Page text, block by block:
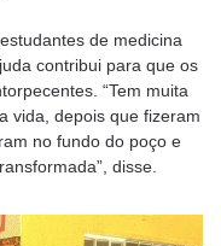
de medicina
contribui para que os
“Tem muita
vida, depois que fizeram
no fundo do poço e
disse.